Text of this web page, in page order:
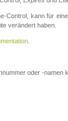
Control, kann für
verändert haben.
.
oder -namen